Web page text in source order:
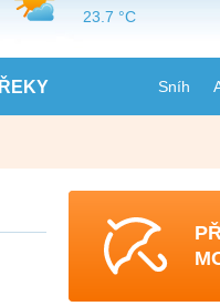
ŘEKY Sníh
23.7 °C